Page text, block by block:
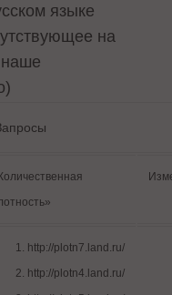
языке
на
наше
http://plotn7.land.ru/
http://plotn4.land.ru/